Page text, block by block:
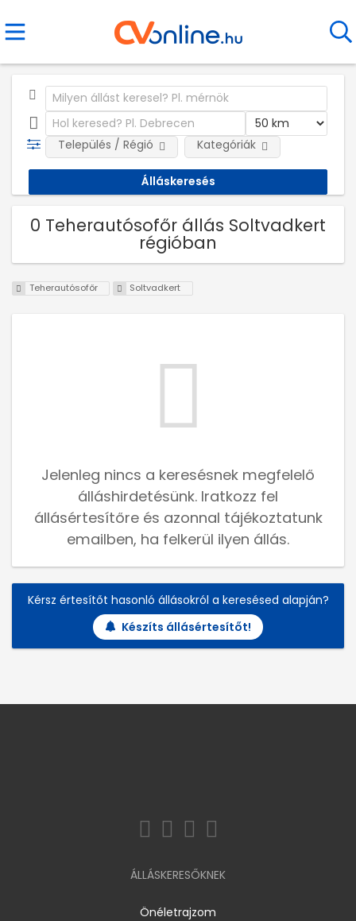
Település / Régió Kategóriák
0 Teherautósofőr állás Soltvadkert
régióban
Teherautósofőr Soltvadkert
Jelenleg nincs a keresésnek megfelelő
álláshirdetésünk. Iratkozz fel
állásértesítőre és azonnal tájékoztatunk
emailben, ha felkerül ilyen állás.
Kérsz értesítőt hasonló állásokról a keresésed alapján?
Készíts állásértesítőt!
ÁLLÁSKERESŐKNEK
Önéletrajzom